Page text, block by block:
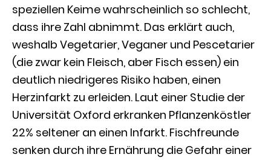
speziellen Keime wahrscheinlich so schlecht,
dass ihre Zahl abnimmt. Das erklärt auch,
weshalb Vegetarier, Veganer und Pescetarier
(die zwar kein Fleisch, aber Fisch essen) ein
deutlich niedrigeres Risiko haben, einen
Herzinfarkt zu erleiden. Laut einer Studie der
Universität Oxford erkranken Pflanzenköstler
22% seltener an einen Infarkt. Fischfreunde
senken durch ihre Ernährung die Gefahr einer